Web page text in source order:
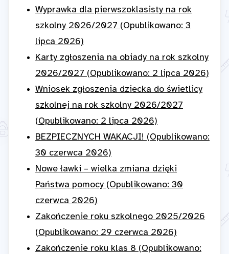
Wyprawka dla pierwszoklasisty na rok
szkolny 2026/2027 (Opublikowano: 3
lipca 2026)
Karty zgłoszenia na obiady na rok szkolny
2026/2027 (Opublikowano: 2 lipca 2026)
Wniosek zgłoszenia dziecka do świetlicy
szkolnej na rok szkolny 2026/2027
(Opublikowano: 2 lipca 2026)
BEZPIECZNYCH WAKACJI! (Opublikowano:
30 czerwca 2026)
Nowe ławki – wielka zmiana dzięki
Państwa pomocy (Opublikowano: 30
czerwca 2026)
Zakończenie roku szkolnego 2025/2026
(Opublikowano: 29 czerwca 2026)
Zakończenie roku klas 8 (Opublikowano: